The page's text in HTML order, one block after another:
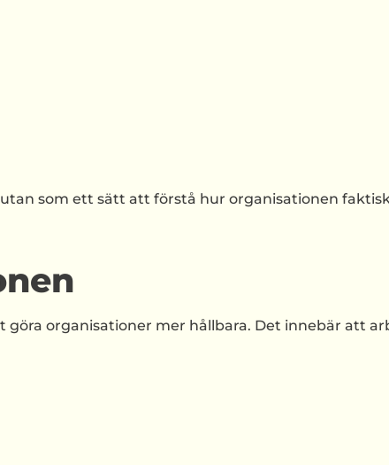
som ett sätt att förstå hur organisationen
organisationer mer hållbara. Det innebär att